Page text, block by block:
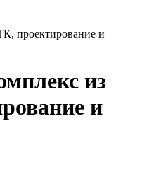
проектирование и
из
и